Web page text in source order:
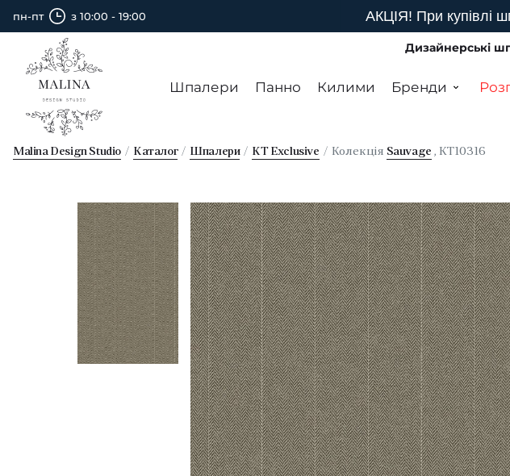
пн-пт з 10:00 - 19:00 АКЦІЯ! При купівлі
Дизайнерські
Шпалери Панно Килими Бренди
Malina Design Studio Каталог Шпалери KT Exclusive Колекція Sauvage , KT10316